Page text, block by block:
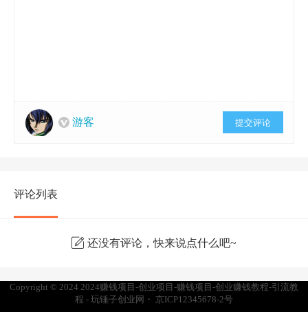
游客 提交评论
评论列表
还没有评论，快来说点什么吧~
Copyright © 2024 2024赚钱项目-创业项目-赚钱项目-创业赚钱教程-引流教
程 - 玩锤子创业网 ・ 京ICP12345678-2号